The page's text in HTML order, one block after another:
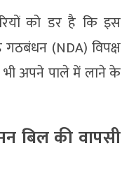
को डर है कि इस
(NDA) विपक्ष
अपने पाले में लाने के
बिल की वापसी